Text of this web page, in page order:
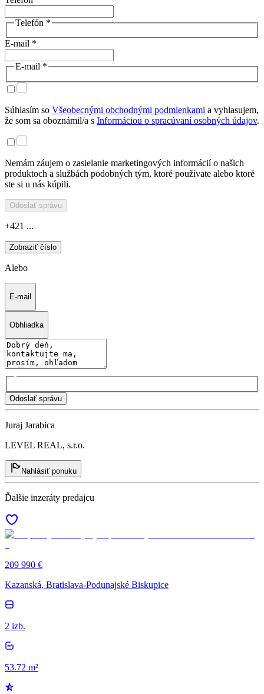
Telefón *
E-mail *
E-mail *
Súhlasím so Všeobecnými obchodnými podmienkami a vyhlasujem,
že som sa oboznámil/a s Informáciou o spracúvaní osobných údajov.
Nemám záujem o zasielanie marketingových informácií o našich
produktoch a službách podobných tým, ktoré používate alebo ktoré
ste si u nás kúpili.
Odoslať správu
+421 ...
Zobraziť číslo
Alebo
E-mail
Obhliadka
Odoslať správu
Juraj Jarabica
LEVEL REAL, s.r.o.
Nahlásiť ponuku
Ďalšie inzeráty predajcu
209 990 €
Kazanská, Bratislava-Podunajské Biskupice
2 izb.
53.72 m²